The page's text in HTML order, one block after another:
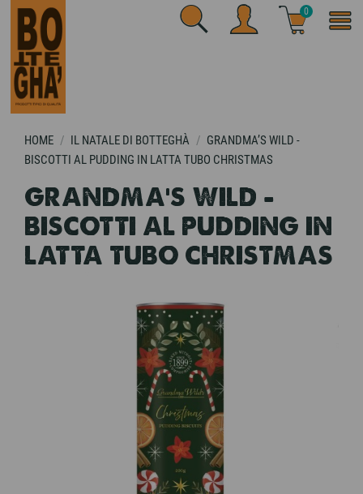
0
HOME IL NATALE DI BOTTEGHÀ
GRANDMA’S WILD -
BISCOTTI AL PUDDING IN LATTA TUBO CHRISTMAS
GRANDMA’S WILD -
BISCOTTI AL PUDDING IN
LATTA TUBO CHRISTMAS